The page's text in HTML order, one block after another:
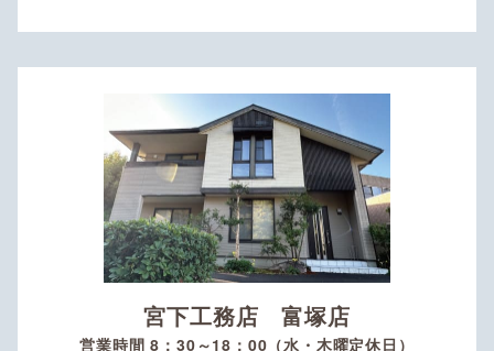
宮下工務店 富塚店
営業時間 8：30～18：00（水・木曜定休日）